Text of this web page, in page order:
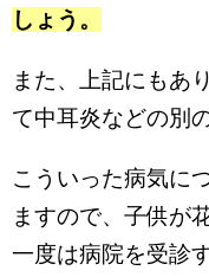
しょう。
また、上記にもあ
て中耳炎などの別
こういった病気に
ますので、子供が
一度は病院を受診